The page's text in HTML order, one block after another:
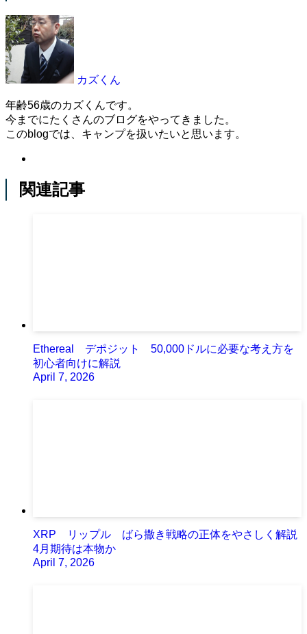
カズくん
年齢56歳のカズくんです。
今までにたくさんのブログをやってきました。
このblogでは、キャンプを扱いたいと思います。
関連記事
Ethereal デポジット 50,000ドルに必要な考え方を
初心者向けに解説
April 7, 2026
XRP リップル ばら撒き戦略の正体をやさしく解説
4月期待は本物か
April 7, 2026